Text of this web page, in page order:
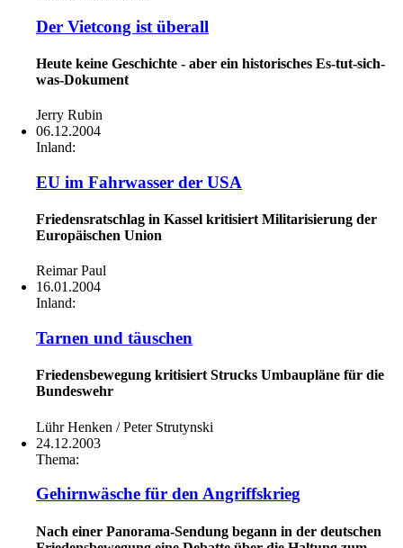
Der Vietcong ist überall
Heute keine Geschichte - aber ein historisches Es-tut-sich-
was-Dokument
Jerry Rubin
06.12.2004
Inland:
EU im Fahrwasser der USA
Friedensratschlag in Kassel kritisiert Militarisierung der
Europäischen Union
Reimar Paul
16.01.2004
Inland:
Tarnen und täuschen
Friedensbewegung kritisiert Strucks Umbaupläne für die
Bundeswehr
Lühr Henken / Peter Strutynski
24.12.2003
Thema:
Gehirnwäsche für den Angriffskrieg
Nach einer Panorama-Sendung begann in der deutschen